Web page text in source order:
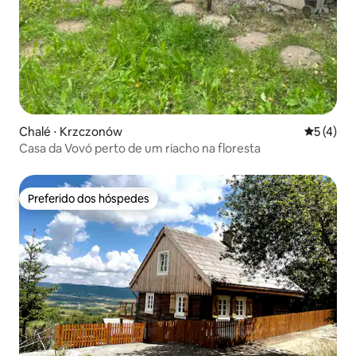
Chalé ⋅ Krzczonów 5 de
5 (4)
Casa da Vovó perto de um riacho na floresta
Preferido dos hóspedes
Preferido dos hóspedes